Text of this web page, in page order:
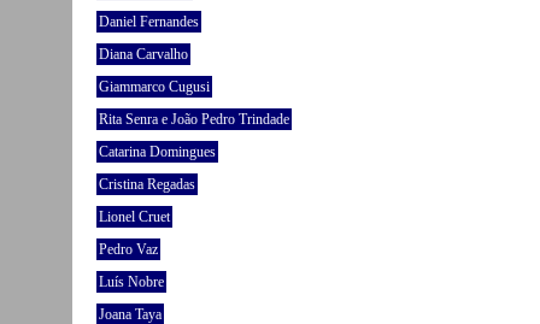
Daniel Fernandes
Diana Carvalho
Giammarco Cugusi
Rita Senra e João Pedro Trindade
Catarina Domingues
Cristina Regadas
Lionel Cruet
Pedro Vaz
Luís Nobre
Joana Taya